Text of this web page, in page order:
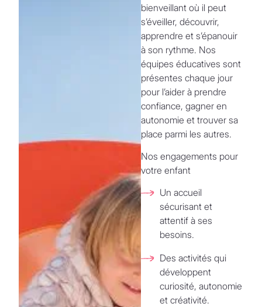
bienveillant où il peut
s’éveiller, découvrir,
apprendre et s’épanouir
à son rythme. Nos
équipes éducatives sont
présentes chaque jour
pour l’aider à prendre
confiance, gagner en
autonomie et trouver sa
place parmi les autres.
Nos engagements pour
votre enfant
Un accueil
sécurisant et
attentif à ses
besoins.
Des activités qui
développent
curiosité, autonomie
et créativité.